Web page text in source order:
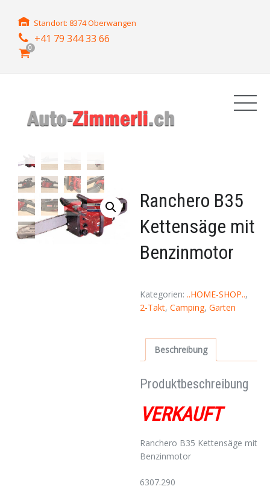
Standort: 8374 Oberwangen
+41 79 344 33 66
0
Ranchero B35
Kettensäge mit
Benzinmotor
Kategorien:..HOME-SHOP..,
2-Takt,Camping,Garten
Beschreibung
Produktbeschreibung
VERKAUFT
Ranchero B35 Kettensäge mit
Benzinmotor
6307.290